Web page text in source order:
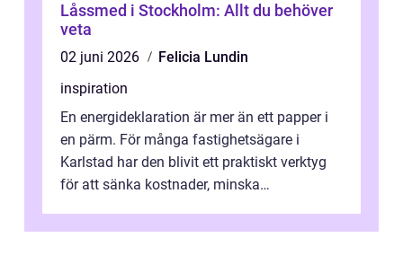
Låssmed i Stockholm: Allt du behöver
veta
02 juni 2026
Felicia Lundin
inspiration
En energideklaration är mer än ett papper i
en pärm. För många fastighetsägare i
Karlstad har den blivit ett praktiskt verktyg
för att sänka kostnader, minska